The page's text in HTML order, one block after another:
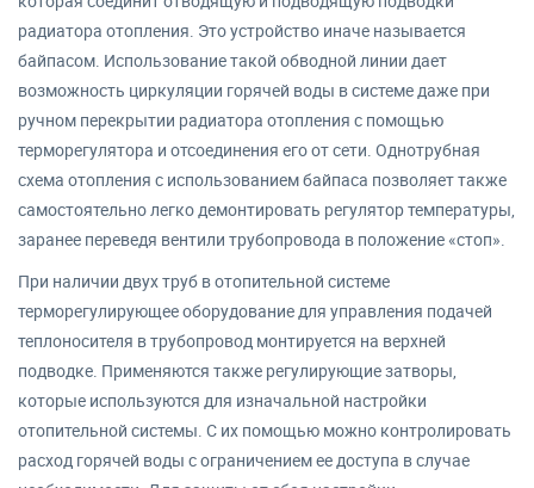
радиатора отопления. Это устройство иначе называется
байпасом. Использование такой обводной линии дает
возможность циркуляции горячей воды в системе даже при
ручном перекрытии радиатора отопления с помощью
терморегулятора и отсоединения его от сети. Однотрубная
схема отопления с использованием байпаса позволяет также
самостоятельно легко демонтировать регулятор температуры,
заранее переведя вентили трубопровода в положение «стоп».
При наличии двух труб в отопительной системе
терморегулирующее оборудование для управления подачей
теплоносителя в трубопровод монтируется на верхней
подводке. Применяются также регулирующие затворы,
которые используются для изначальной настройки
отопительной системы. С их помощью можно контролировать
расход горячей воды с ограничением ее доступа в случае